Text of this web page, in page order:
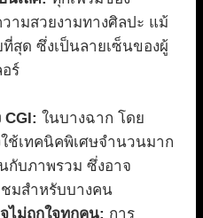
ามสวยงามทางศิลปะ แม้
สุด ซึ่งเป็นลายเซ็นของผู้
ร์
CGI: ในบางฉาก โดย
ช้เทคนิคพิเศษจำนวนมาก
กับภาพรวม ซึ่งอาจ
มสำหรับบางคน
จไม่ถูกใจทุกคน: การ